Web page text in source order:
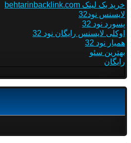
خرید بک لینک behtarinbacklink.com
لایسنس نود32
پسورد نود 32
اوکلی لایسنس رایگان نود 32
همیار نود 32
بهترین سئو
رایگان